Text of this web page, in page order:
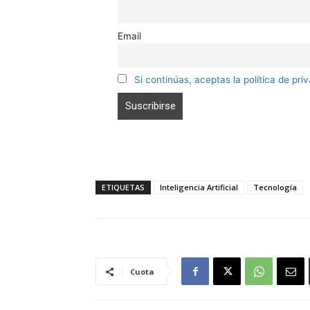
Email
Si continúas, aceptas la política de
ETIQUETAS Inteligencia Artificial Tecnología
Cuota